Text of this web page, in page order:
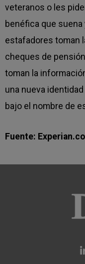
veteranos o les
benéfica que suena
estafadores toman
cheques de
toman la
una nueva
bajo el nombre de
Fuente:
i